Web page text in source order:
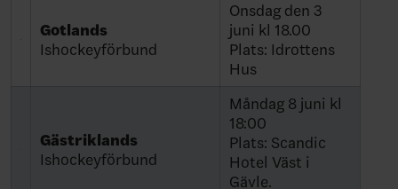
Gotlands
Ishockeyförbund
Onsdag den 3
juni kl 18.00
Plats: Idrottens
Hus
Gästriklands
Ishockeyförbund
Måndag 8 juni kl
18:00
Plats: Scandic
Hotel Väst i
Gävle.